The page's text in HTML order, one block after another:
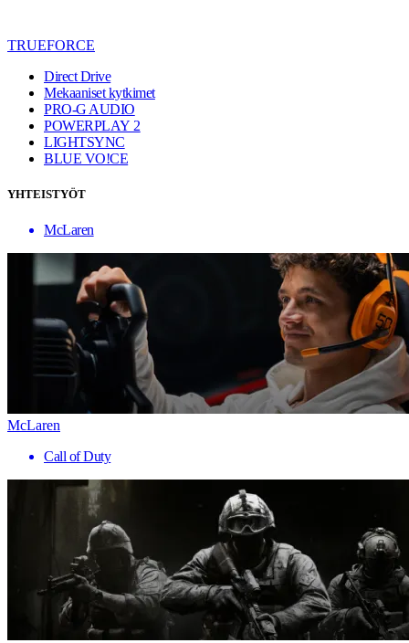
TRUEFORCE
Direct Drive
Mekaaniset kytkimet
PRO-G AUDIO
POWERPLAY 2
LIGHTSYNC
BLUE VO!CE
YHTEISTYÖT
McLaren
McLaren
Call of Duty